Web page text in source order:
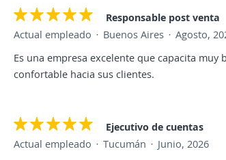
Responsable post venta
Actual empleado
Buenos Aires
Agosto,
Es una empresa excelente que capacita
confortable hacia sus clientes.
Ejecutivo de cuentas
Actual empleado
Tucumán
Junio, 2026